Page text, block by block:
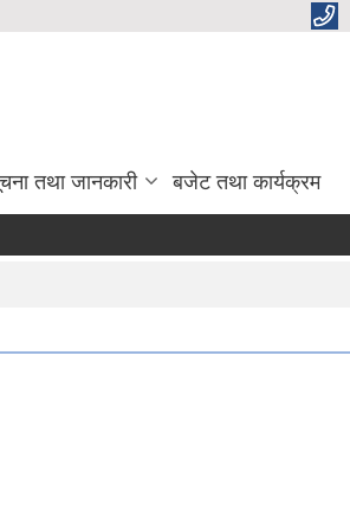
तथा जानकारी बजेट तथा कार्यक्रम